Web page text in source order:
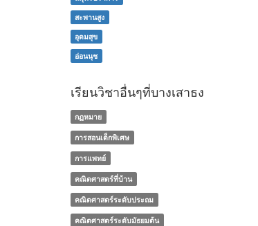
สะพานสูง
อุดมสุข
อ่อนนุช
เรียนวิชาอื่นๆที่บางเสาธง
กฏหมาย
การสอนเด็กพิเศษ
การแพทย์
คณิตศาสตร์ที่บ้าน
คณิตศาสตร์ระดับประถม
คณิตศาสตร์ระดับมัธยมต้น